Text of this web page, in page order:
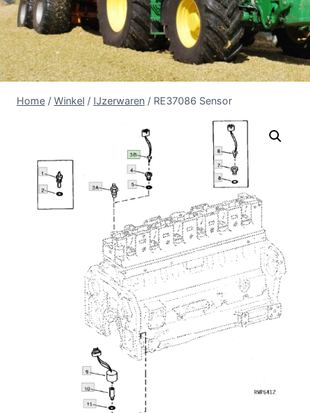
Home / Winkel / IJzerwaren / RE37086 Sensor